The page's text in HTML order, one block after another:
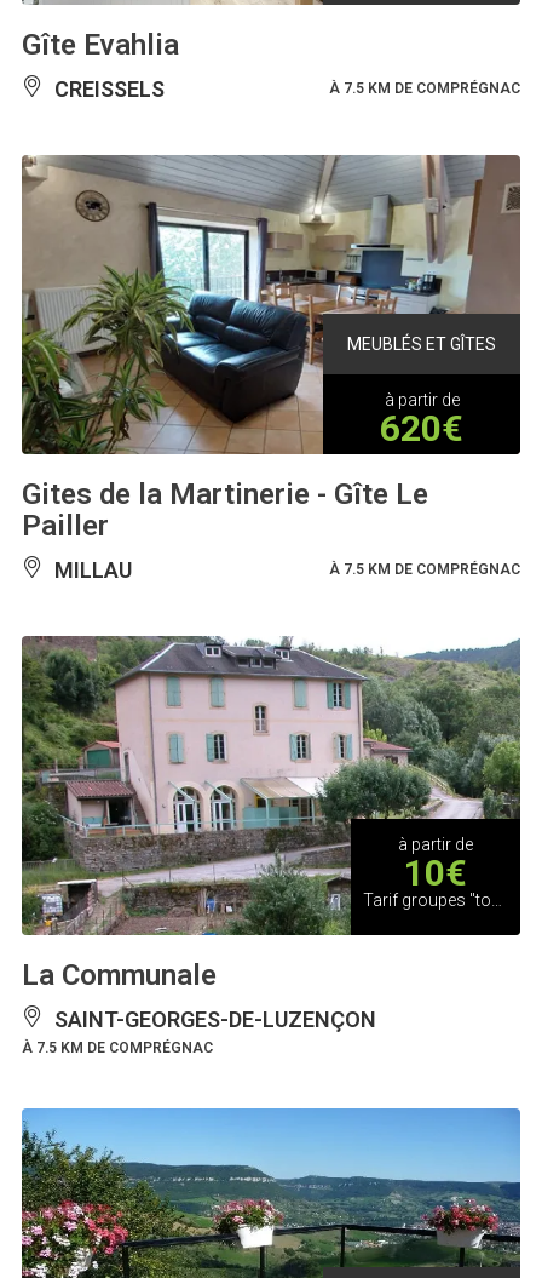
Gîte Evahlia
CREISSELS À 7.5 KM DE COMPRÉGNAC
MEUBLÉS ET GÎTES
à partir de
620€
Gites de la Martinerie - Gîte Le
Pailler
MILLAU À 7.5 KM DE COMPRÉGNAC
à partir de
10€
La Communale
SAINT-GEORGES-DE-LUZENÇON
À 7.5 KM DE COMPRÉGNAC